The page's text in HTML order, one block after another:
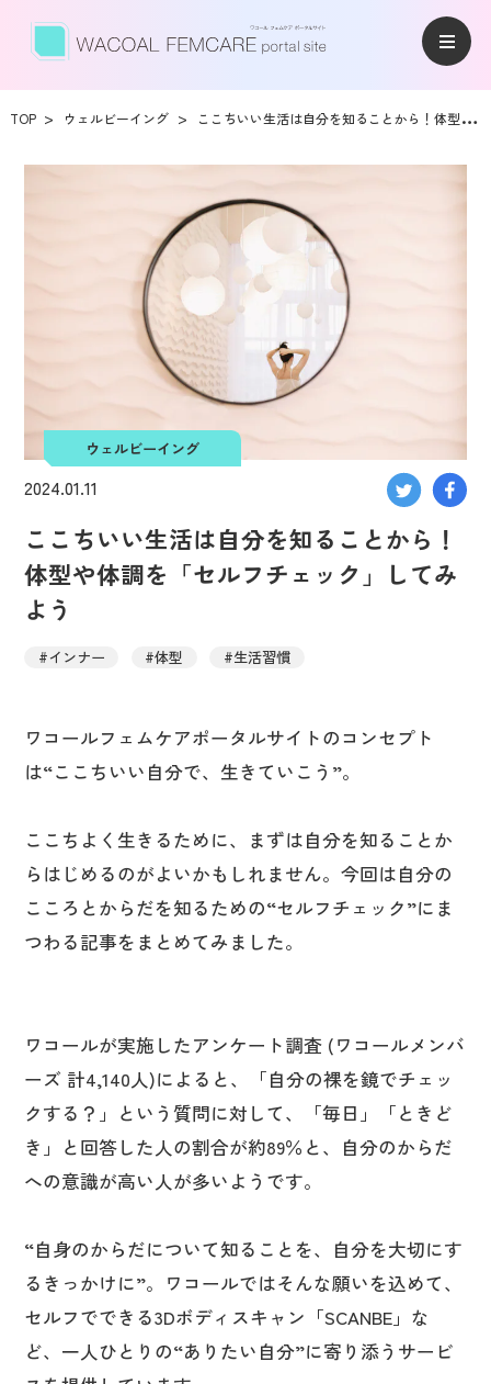
TOP ウェルビーイング ここちいい生活は自分を知ることから！体型や体調を「セルフチェック」してみよう
ウェルビーイング
2024.01.11
ここちいい生活は自分を知ることから！
体型や体調を「セルフチェック」してみ
よう
#インナー #体型 #生活習慣
ワコールフェムケアポータルサイトのコンセプト
は“ここちいい自分で、生きていこう”。
ここちよく生きるために、まずは自分を知ることか
らはじめるのがよいかもしれません。今回は自分の
こころとからだを知るための“セルフチェック”にま
つわる記事をまとめてみました。
ワコールが実施したアンケート調査 (ワコールメンバ
ーズ 計4,140人)によると、「自分の裸を鏡でチェッ
クする？」という質問に対して、「毎日」「ときど
き」と回答した人の割合が約89％と、自分のからだ
への意識が高い人が多いようです。
“自身のからだについて知ることを、自分を大切にす
るきっかけに”。ワコールではそんな願いを込めて、
セルフでできる3Dボディスキャン「SCANBE」な
ど、一人ひとりの“ありたい自分”に寄り添うサービ